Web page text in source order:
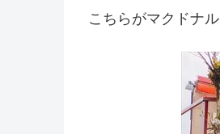
こちらがマクドナ